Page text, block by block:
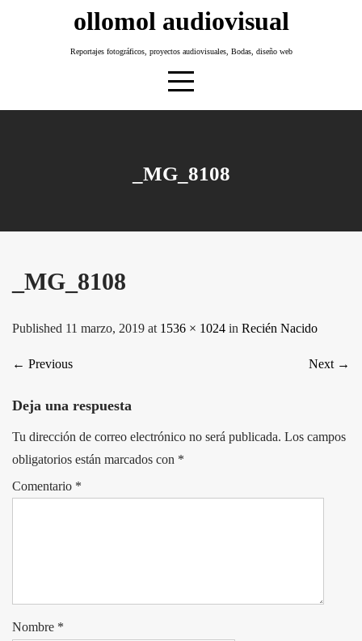
ollomol audiovisual
Reportajes fotográficos, proyectos audiovisuales, Bodas, diseño web
_MG_8108
_MG_8108
Published 11 marzo, 2019 at 1536 × 1024 in Recién Nacido
← Previous Next →
Deja una respuesta
Tu dirección de correo electrónico no será publicada. Los campos
obligatorios están marcados con *
Comentario *
Nombre *